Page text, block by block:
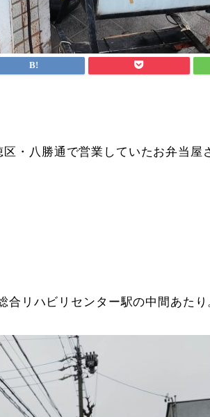
・八勝通で営業していたお弁当屋
リハビリセンター駅の中間あたり